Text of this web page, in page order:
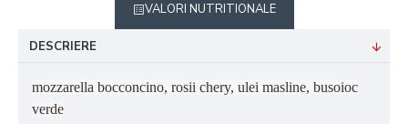
VALORI NUTRITIONALE
DESCRIERE
mozzarella bocconcino, rosii chery, ulei masline, busoioc
verde